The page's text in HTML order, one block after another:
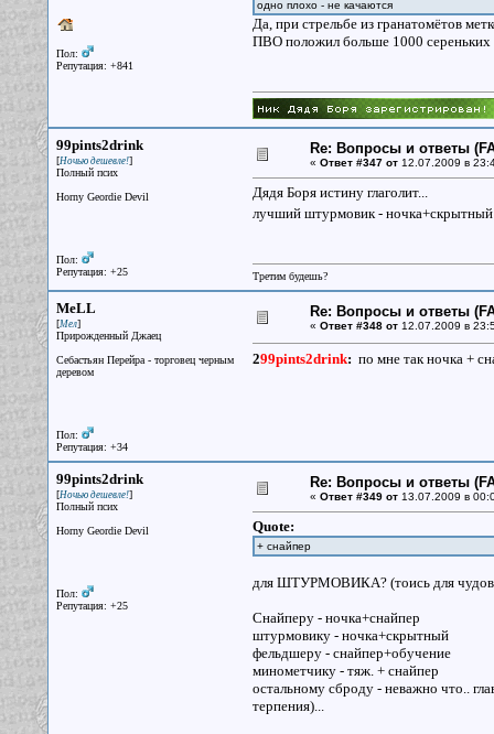
Пол:
Репутация: +841
одно плохо - не качаются
Да, при стрельбе из гранатомётов
ПВО положил больше 1000 сереньких
99pints2drink
[Ночью дешевле!]
Полный псих
Horny Geordie Devil
Пол:
Репутация: +25
Re: Вопросы и ответы
« Ответ #347 от12.07.2009 в
Дядя Боря истину глаголит...
лучший штурмовик -
Третим будешь?
MeLL
[Мел]
Прирожденный Джаец
Себастьян Перейра - торговец черным
деревом
Пол:
Репутация: +34
Re: Вопросы и ответы
« Ответ #348 от12.07.2009 в
299pints2drink: по мне так ночка +
99pints2drink
[Ночью дешевле!]
Полный псих
Horny Geordie Devil
Пол:
Репутация: +25
Re: Вопросы и ответы
« Ответ #349 от13.07.2009 в
Quote:
+ снайпер
для ШТУРМОВИКА? (тоись для
Снайперу - ночка+снайпер
штурмовику - ночка+скрытный
фельдшеру - снайпер+обучение
минометчику - тяж. + снайпер
остальному сброду - неважно что..
терпения)...